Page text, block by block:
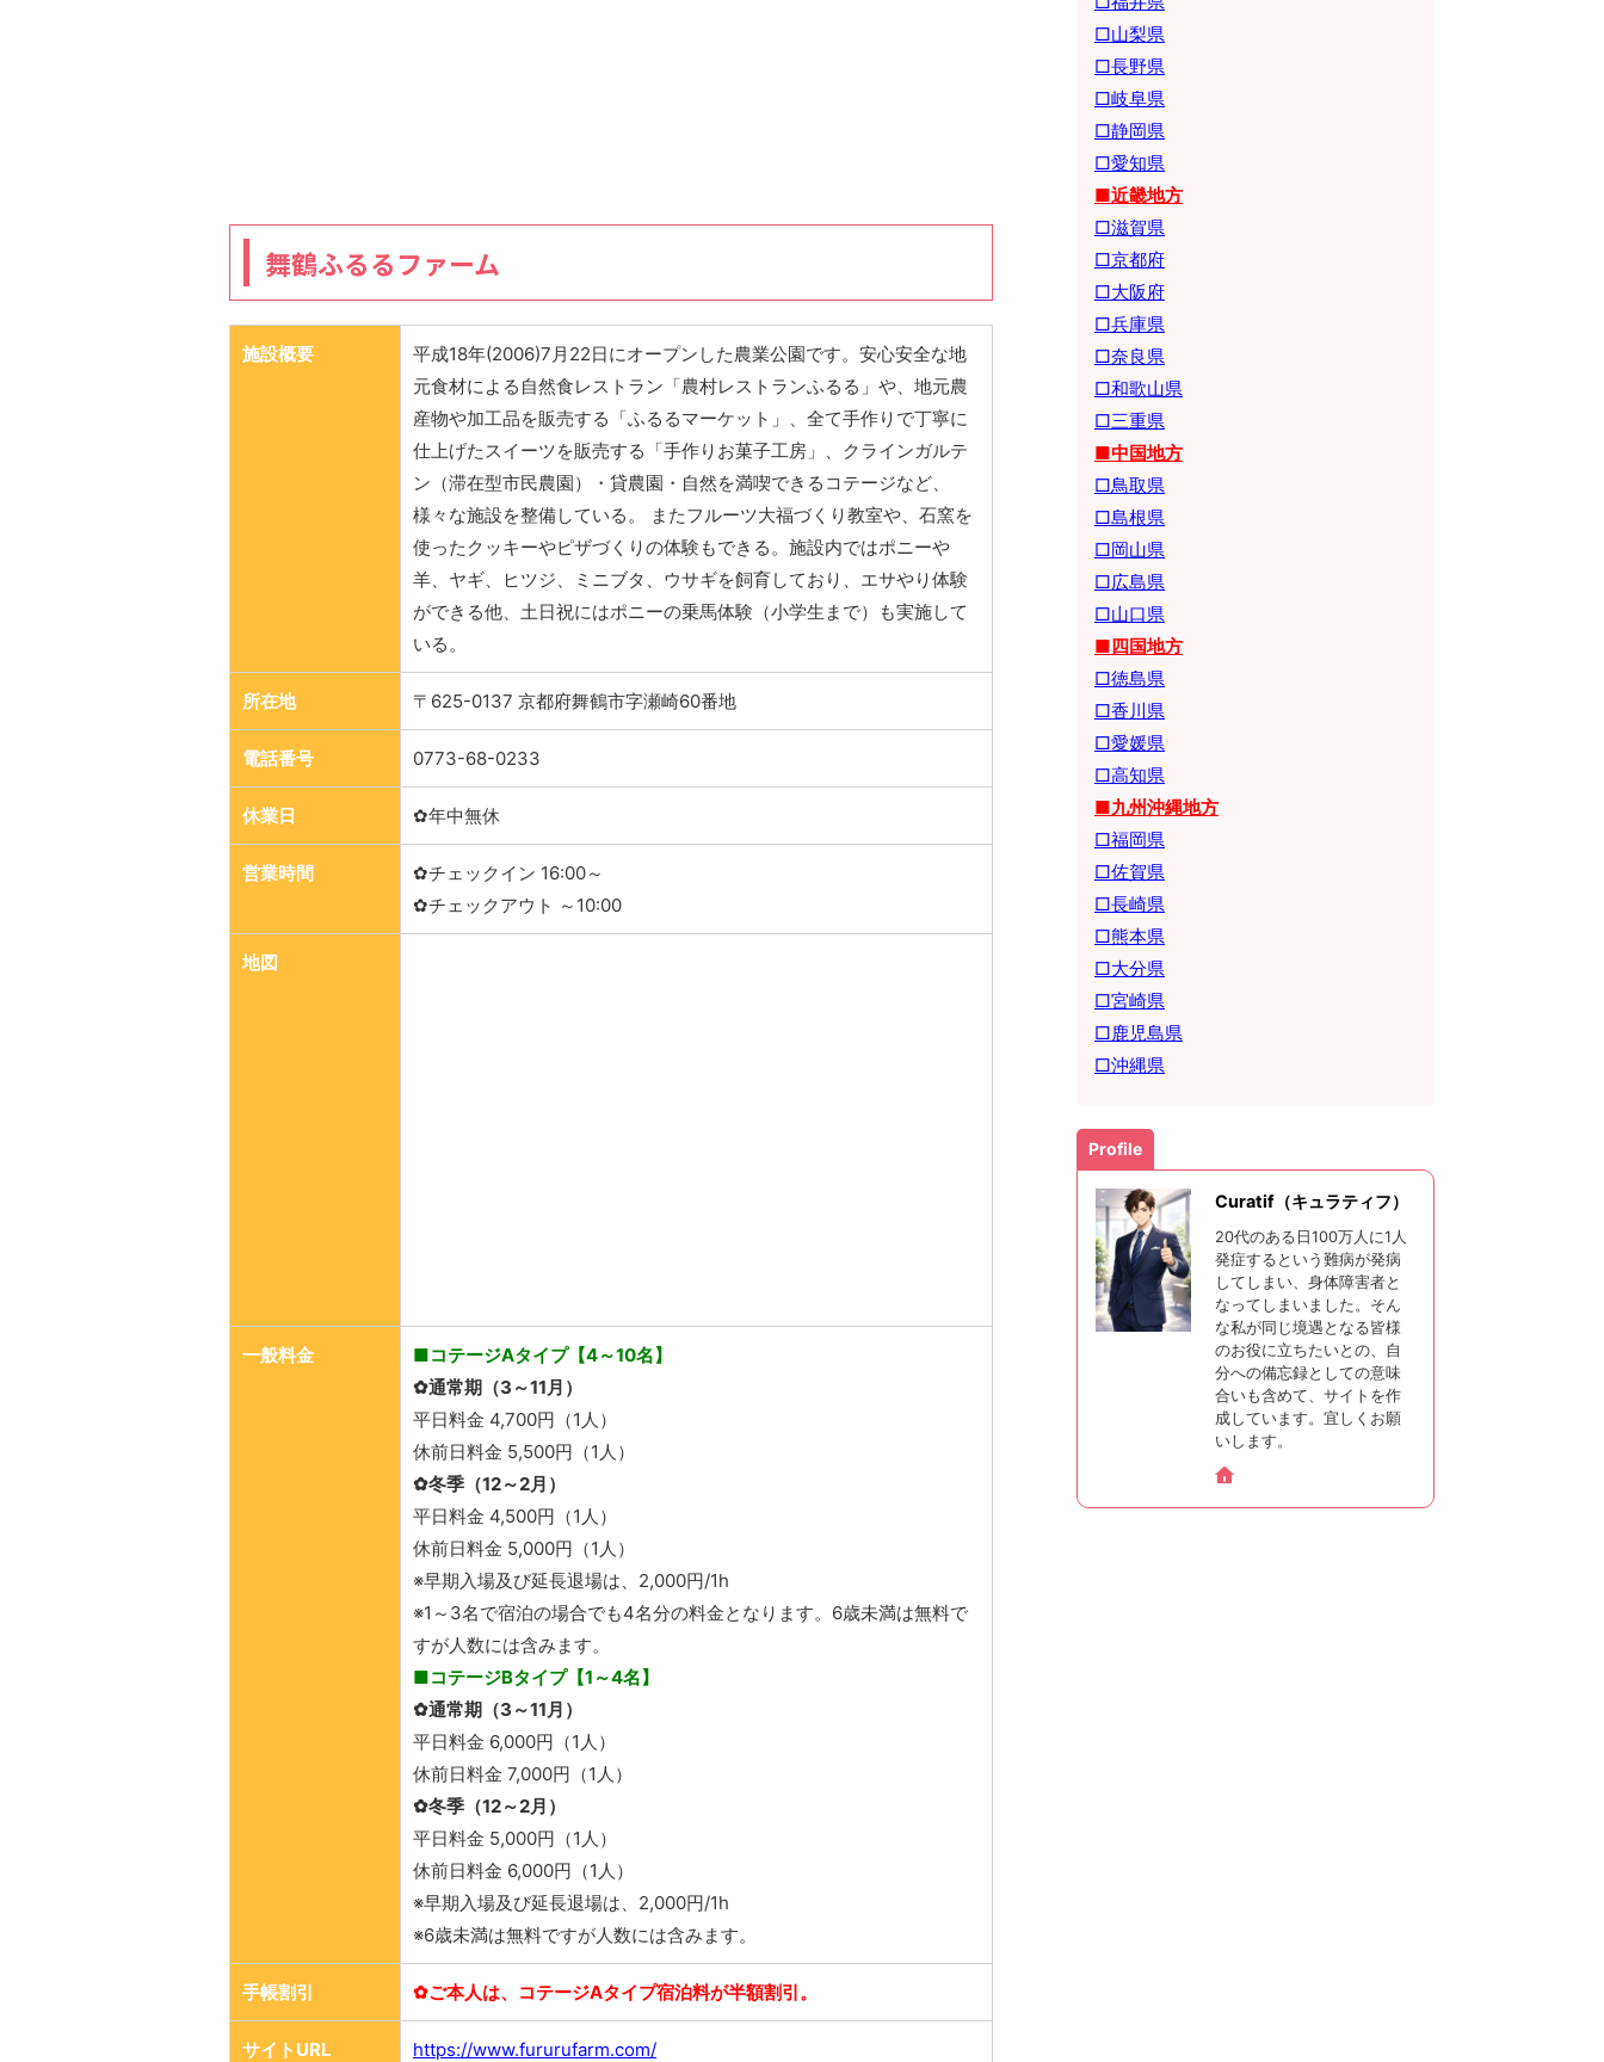
舞鶴ふるるファーム
施設概要
平成18年(2006)7月22日にオープンした農業公園です。安心安全な地
元食材による自然食レストラン「農村レストランふるる」や、地元農
産物や加工品を販売する「ふるるマーケット」、全て手作りで丁寧に
仕上げたスイーツを販売する「手作りお菓子工房」、クラインガルテ
ン（滞在型市民農園）・貸農園・自然を満喫できるコテージなど、
様々な施設を整備している。 またフルーツ大福づくり教室や、石窯を
使ったクッキーやピザづくりの体験もできる。施設内ではポニーや
羊、ヤギ、ヒツジ、ミニブタ、ウサギを飼育しており、エサやり体験
ができる他、土日祝にはポニーの乗馬体験（小学生まで）も実施して
いる。
所在地 〒625-0137 京都府舞鶴市字瀬崎60番地
電話番号 0773-68-0233
休業日 ✿年中無休
営業時間
✿チェックイン 16:00～
✿チェックアウト ～10:00
地図
一般料金
■コテージ​Aタイプ【4～10名】
✿通常期（3～11月）
平日料金 4,700円（1人）
休前日料金 5,500円（1人）
✿冬季（12～2月）
平日料金 4,500円（1人）
休前日料金 5,000円（1人）
※早期入場及び延長退場は、2,000円/1h
​※1～3名で宿泊の場合でも4名分の料金となります。6歳未満は無料で
すが人数には含みます。
■コテージBタイプ【1～4名】
✿通常期（3～11月）
平日料金 6,000円（1人）
休前日料金 7,000円（1人）
✿冬季（12～2月）
平日料金 5,000円（1人）
休前日料金 6,000円（1人）
※早期入場及び延長退場は、2,000円/1h
​※6歳未満は無料ですが人数には含みます。
手帳割引 ✿ご本人は、コテージ​Aタイプ宿泊料が半額割引。
サイトURL
https://www.fururufarm.com/
□山梨県
□長野県
□岐阜県
□静岡県
□愛知県
■近畿地方
□滋賀県
□京都府
□大阪府
□兵庫県
□奈良県
□和歌山県
□三重県
■中国地方
□鳥取県
□島根県
□岡山県
□広島県
□山口県
■四国地方
□徳島県
□香川県
□愛媛県
□高知県
■九州沖縄地方
□福岡県
□佐賀県
□長崎県
□熊本県
□大分県
□宮崎県
□鹿児島県
□沖縄県
Profile
Curatif（キュラティフ）
20代のある日100万人に1人
発症するという難病が発病
してしまい、身体障害者と
なってしまいました。そん
な私が同じ境遇となる皆様
のお役に立ちたいとの、自
分への備忘録としての意味
合いも含めて、サイトを作
成しています。宜しくお願
いします。